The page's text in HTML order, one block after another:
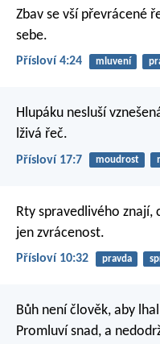
Zbav se vší převrácené
sebe.
Přísloví 4:24 mluvení
Hlupáku nesluší
lživá řeč.
Přísloví 17:7 moudrost
Rty spravedlivého znají,
jen zvrácenost.
Přísloví 10:32 pravda
Bůh není člověk, aby
Promluví snad, a